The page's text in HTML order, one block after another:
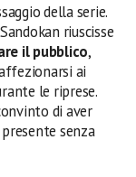
della serie.
riuscisse
il pubblico,
ai
le riprese.
di aver
senza